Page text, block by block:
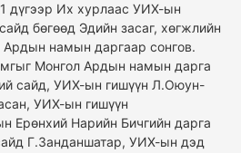
дүгээр Их хурлаас УИХ-ын
бөгөөд Эдийн засаг, хөгжлийн
намын даргаар сонгов.
Монгол Ардын намын дарга
сайд, УИХ-ын гишүүн Л.Оюун-
УИХ-ын гишүүн
Ерөнхий Нарийн Бичгийн дарга
Г.Занданшатар, УИХ-ын дэд